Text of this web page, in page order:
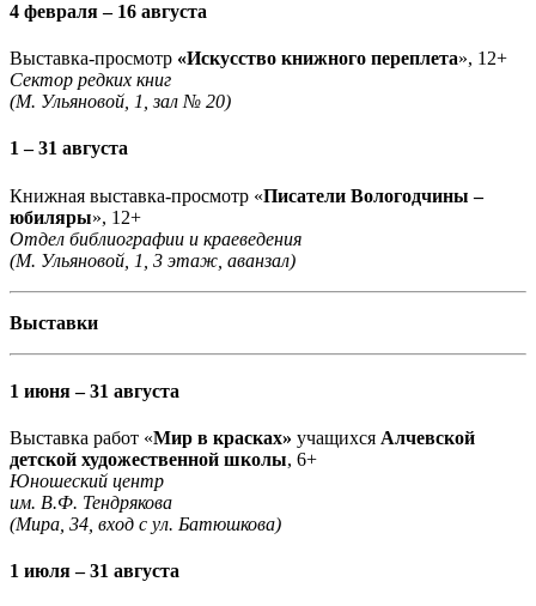
4 февраля – 16 августа
Выставка-просмотр «Искусство книжного переплета», 12+
Сектор редких книг
(М. Ульяновой, 1, зал № 20)
1 – 31 августа
Книжная выставка-просмотр «Писатели Вологодчины –
юбиляры», 12+
Отдел библиографии и краеведения
(М. Ульяновой, 1, 3 этаж, аванзал)
Выставки
1 июня – 31 августа
Выставка работ «Мир в красках» учащихся Алчевской
детской художественной школы, 6+
Юношеский центр
им. В.Ф. Тендрякова
(Мира, 34, вход с ул. Батюшкова)
1 июля – 31 августа